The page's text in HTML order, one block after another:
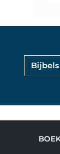
Bijbels